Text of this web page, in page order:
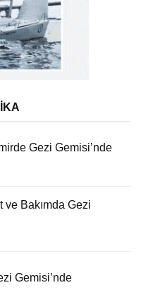
Gezi Gemisi’nde
ve Bakımda Gezi
Gemisi’nde